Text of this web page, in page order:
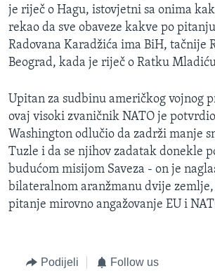
je riječ o Hagu, istovjetni sa onima
rekao da sve obaveze kakve po
Radovana Karadžića ima BiH, tačnije
Beograd, kada je riječ o Ratku
Upitan za sudbinu američkog vojnog
ovaj visoki zvaničnik NATO je
Washington odlučio da zadrži manje
Tuzle i da se njihov zadatak donekle
budućom misijom Saveza - on je
bilateralnom aranžmanu dvije
pitanje mirovno angažovanje EU i
Podijeli Follow us